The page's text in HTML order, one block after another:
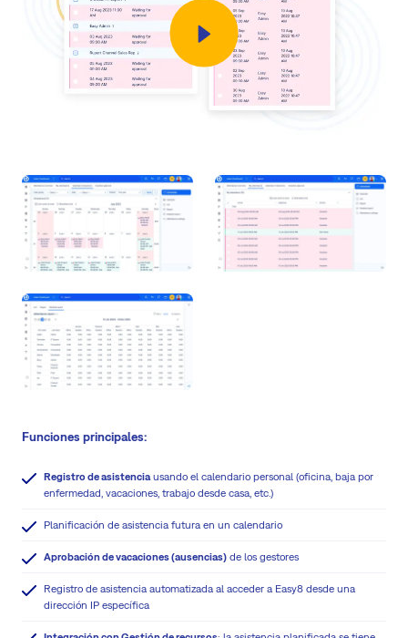
Funciones principales:
Registro de asistenciausando el calendario personal (oficina, baja por
enfermedad, vacaciones, trabajo desde casa, etc.)
Planificación de asistencia futura en un calendario
Aprobación de vacaciones (ausencias) de los gestores
Registro de asistencia automatizada al acceder a Easy8 desde una
dirección IP específica